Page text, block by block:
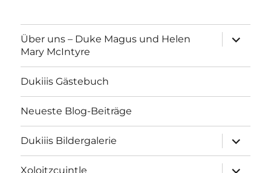
Über uns – Duke Magus und Helen
Mary McIntyre
Dukiiis Gästebuch
Neueste Blog-Beiträge
Dukiiis Bildergalerie
öffnen